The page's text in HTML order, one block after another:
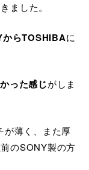
ました。
からTOSHIBAに
った感じがしま
が薄く、また厚
のSONY製の方